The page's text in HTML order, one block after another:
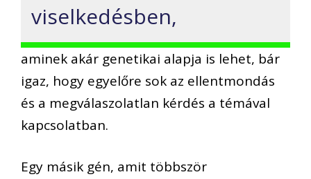
viselkedésben,
aminek akár genetikai alapja is lehet, bár
igaz, hogy egyelőre sok az ellentmondás
és a megválaszolatlan kérdés a témával
kapcsolatban.
Egy másik gén, amit többször